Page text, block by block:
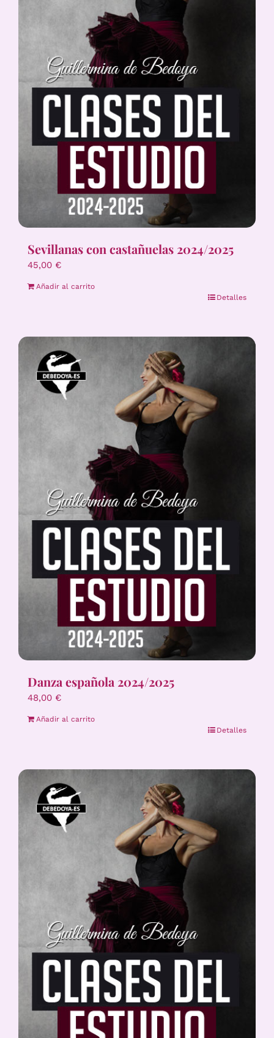
Sevillanas con castañuelas 2024/2025
45,00 €
Añadir al carrito
Detalles
Danza española 2024/2025
48,00 €
Añadir al carrito
Detalles